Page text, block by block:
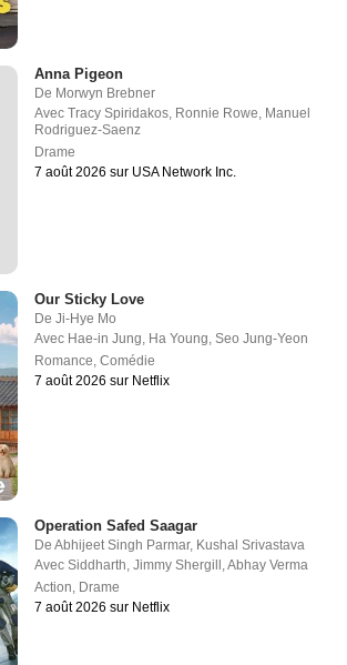
Anna Pigeon
De Morwyn Brebner
AvecTracy Spiridakos, Ronnie Rowe, Manuel
Rodriguez-Saenz
Drame
7 août 2026 sur USA Network Inc.
Our Sticky Love
DeJi-Hye Mo
Avec Hae-in Jung, Ha Young,Seo Jung-Yeon
Romance,Comédie
7 août 2026 sur Netflix
Operation Safed Saagar
DeAbhijeet Singh Parmar, Kushal Srivastava
AvecSiddharth ,Jimmy Shergill ,Abhay Verma
Action Drame
7 août 2026 sur Netflix